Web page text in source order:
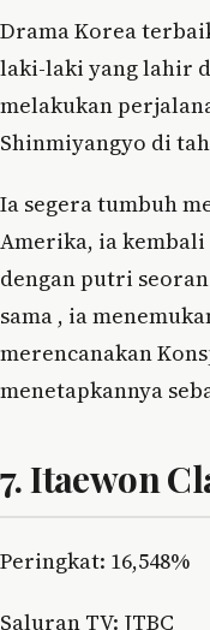
Drama Korea
laki-laki yang lahir
melakukan
Shinmiyangyo di
Ia segera tumbuh
Amerika, ia
dengan putri
sama , ia
merencanakan
menetapkannya
7. Itaewon
Peringkat: 16,548%
Saluran TV: JTBC